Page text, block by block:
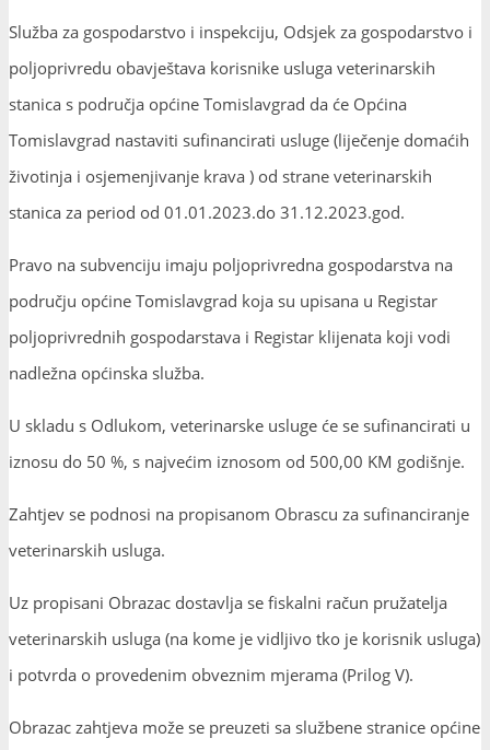
Služba za gospodarstvo i inspekciju, Odsjek za gospodarstvo i
poljoprivredu obavještava korisnike usluga veterinarskih
stanica s područja općine Tomislavgrad da će Općina
Tomislavgrad nastaviti sufinancirati usluge (liječenje domaćih
životinja i osjemenjivanje krava ) od strane veterinarskih
stanica za period od 01.01.2023.do 31.12.2023.god.
Pravo na subvenciju imaju poljoprivredna gospodarstva na
području općine Tomislavgrad koja su upisana u Registar
poljoprivrednih gospodarstava i Registar klijenata koji vodi
nadležna općinska služba.
U skladu s Odlukom, veterinarske usluge će se sufinancirati u
iznosu do 50 %, s najvećim iznosom od 500,00 KM godišnje.
Zahtjev se podnosi na propisanom Obrascu za sufinanciranje
veterinarskih usluga.
Uz propisani Obrazac dostavlja se fiskalni račun pružatelja
veterinarskih usluga (na kome je vidljivo tko je korisnik usluga)
i potvrda o provedenim obveznim mjerama (Prilog V).
Obrazac zahtjeva može se preuzeti sa službene stranice općine